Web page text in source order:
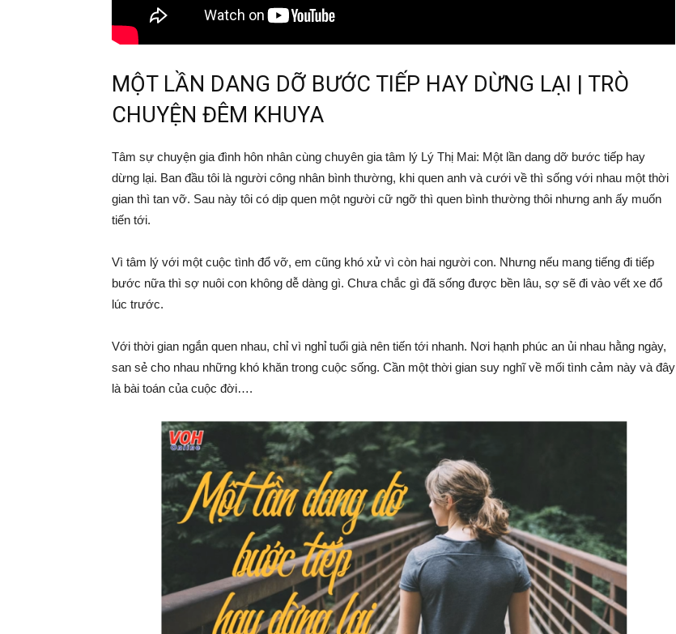
MỘT LẦN DANG DỠ BƯỚC TIẾP HAY DỪNG LẠI | TRÒ
CHUYỆN ĐÊM KHUYA
Tâm sự chuyện gia đình hôn nhân cùng chuyên gia tâm lý Lý Thị Mai: Một lần dang dỡ bước tiếp hay
dừng lại. Ban đầu tôi là người công nhân bình thường, khi quen anh và cưới về thì sống với nhau một thời
gian thì tan vỡ. Sau này tôi có dịp quen một người cữ ngỡ thì quen bình thường thôi nhưng anh ấy muốn
tiến tới.
Vì tâm lý với một cuộc tình đổ vỡ, em cũng khó xử vì còn hai người con. Nhưng nếu mang tiếng đi tiếp
bước nữa thì sợ nuôi con không dễ dàng gì. Chưa chắc gì đã sống được bền lâu, sợ sẽ đi vào vết xe đổ
lúc trước.
Với thời gian ngắn quen nhau, chỉ vì nghỉ tuổi già nên tiến tới nhanh. Nơi hạnh phúc an ủi nhau hằng ngày,
san sẻ cho nhau những khó khăn trong cuộc sống. Cần một thời gian suy nghĩ về mối tình cảm này và đây
là bài toán của cuộc đời….